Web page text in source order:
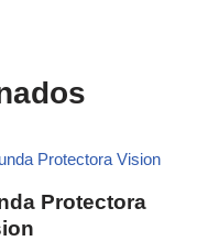
Protectora